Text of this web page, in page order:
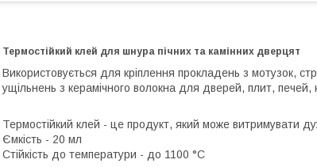
Термостійкий клей для шнура пічних та камінних дверцят
Використовується для кріплення прокладень з мотузок,
ущільнень з керамічного волокна для дверей, плит, печей,
Термостійкий клей - це продукт, який може витримувати
Ємкість - 20 мл
Стійкість до температури - до 1100 °С